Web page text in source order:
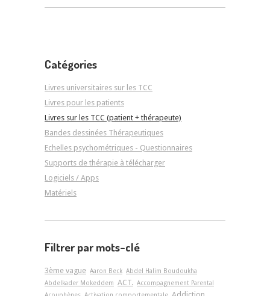
Catégories
Livres universitaires sur les TCC
Livres pour les patients
Livres sur les TCC (patient + thérapeute)
Bandes dessinées Thérapeutiques
Echelles psychométriques - Questionnaires
Supports de thérapie à télécharger
Logiciels / Apps
Matériels
Filtrer par mots-clé
3ème vague Aaron Beck Abdel Halim Boudoukha
Abdelkader Mokeddem ACT. Accompagnement Parental